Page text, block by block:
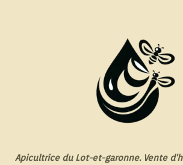
Apicultrice du Lot-et-garonne. Vente